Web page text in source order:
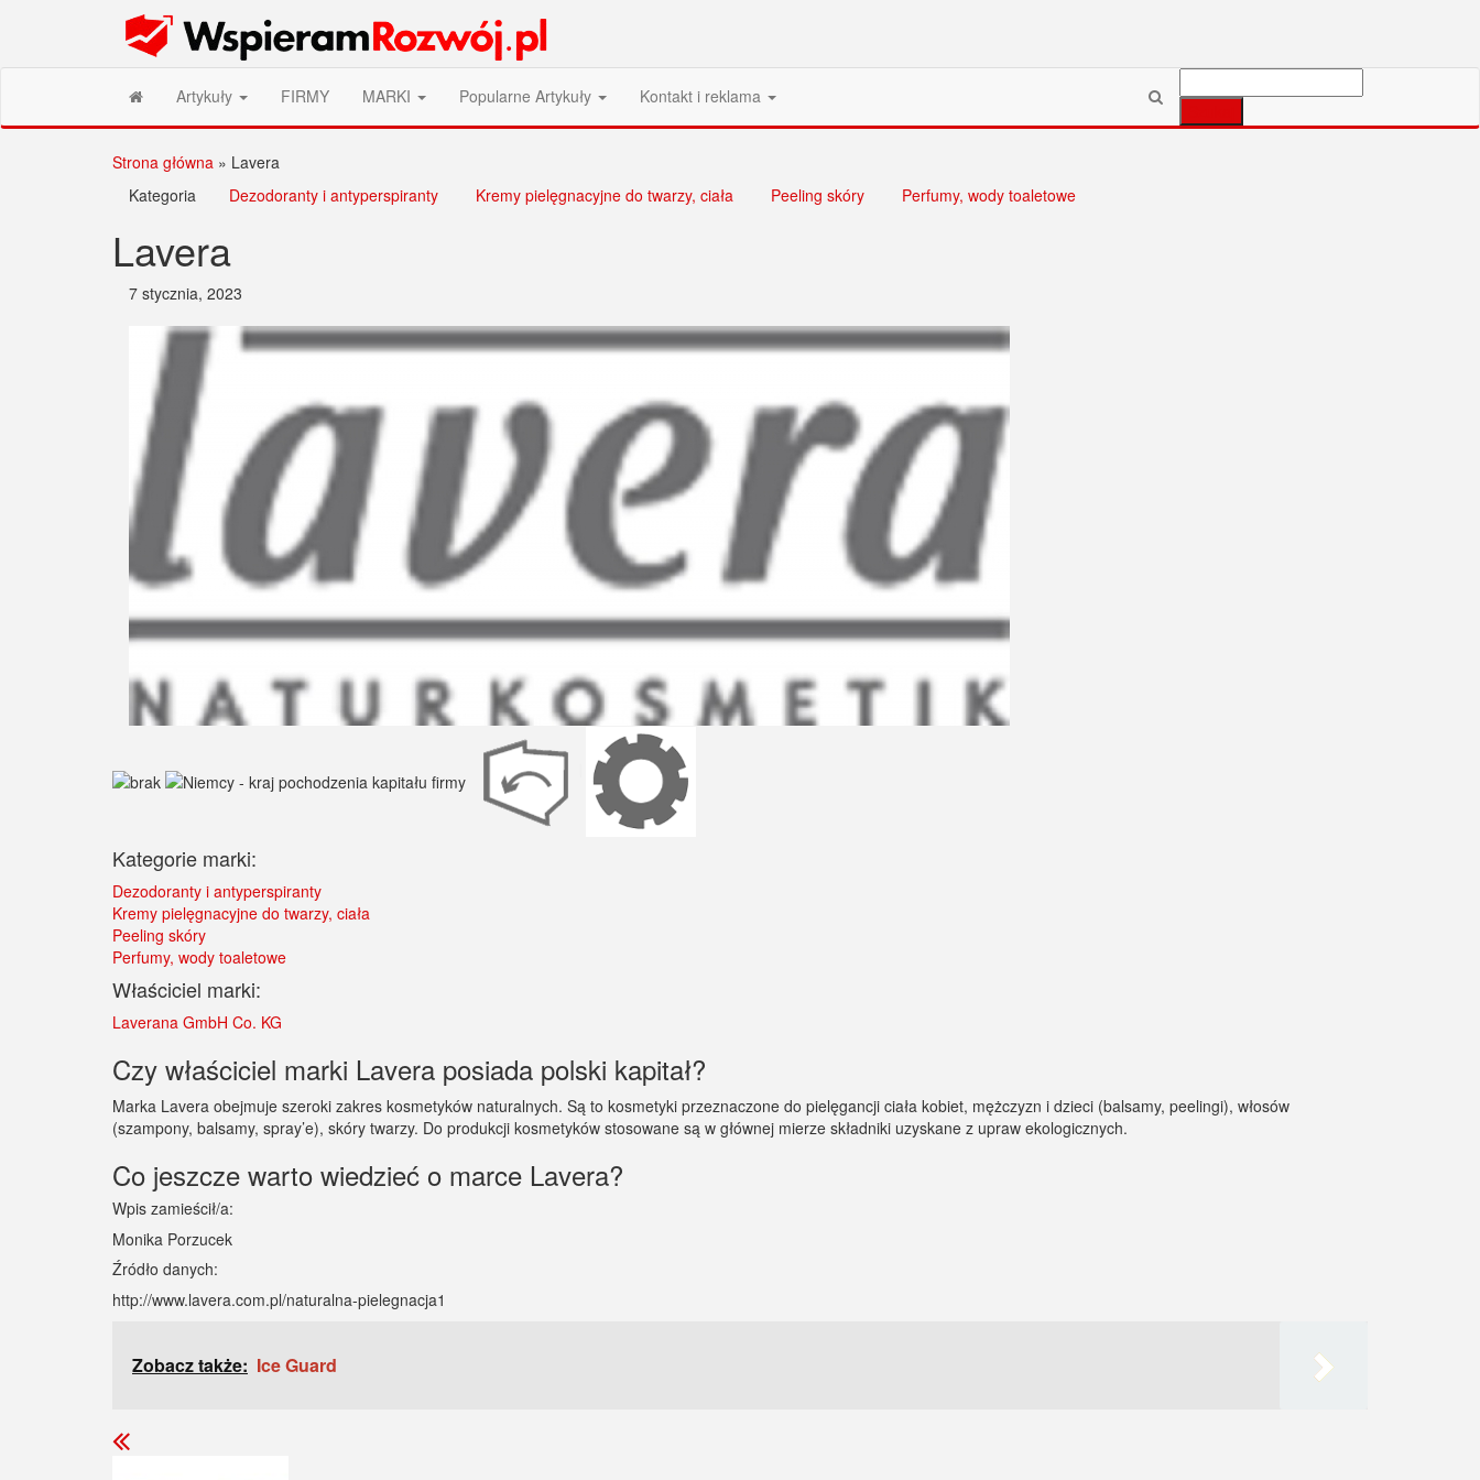
Wspieram Rozwój PL
Artykuły FIRMY MARKI Popularne Artykuły Kontakt i reklama
Strona główna » Lavera
Kategoria
Dezodoranty i antyperspiranty Kremy pielęgnacyjne do twarzy, ciała Peeling skóry Perfumy, wody toaletowe
Lavera
7 stycznia, 2023
Kategorie marki:
Dezodoranty i antyperspiranty
Kremy pielęgnacyjne do twarzy, ciała
Peeling skóry
Perfumy, wody toaletowe
Właściciel marki:
Laverana GmbH Co. KG
Czy właściciel marki Lavera posiada polski kapitał?
Marka Lavera obejmuje szeroki zakres kosmetyków naturalnych. Są to kosmetyki przeznaczone do pielęgancji ciała kobiet, mężczyzn i dzieci (balsamy, peelingi), włosów
(szampony, balsamy, spray’e), skóry twarzy. Do produkcji kosmetyków stosowane są w głównej mierze składniki uzyskane z upraw ekologicznych.
Co jeszcze warto wiedzieć o marce Lavera?
Wpis zamieścił/a:
Monika Porzucek
Źródło danych:
http://www.lavera.com.pl/naturalna-pielegnacja1
Zobacz także: Ice Guard